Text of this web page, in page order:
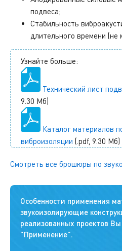
подвеса;
Стабильность
длительного времени (не
Узнайте больше:
Технический лист
9.30 Мб)
Каталог материалов
виброизоляции (.pdf, 9.30 Мб)
Смотреть все брошюры по
Особенности применения
звукоизолирующие
реализованных проектов
"Применение".